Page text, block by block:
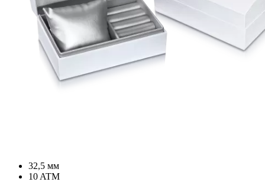
32,5 мм
10 ATM